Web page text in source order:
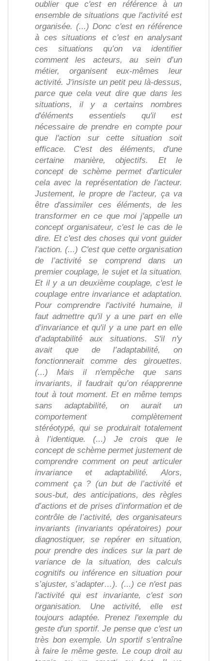
oublier que c'est en référence à un
ensemble de situations que l'activité est
organisée. (...) Donc c'est en référence
à ces situations et c'est en analysant
ces situations qu’on va identifier
comment les acteurs, au sein d’un
métier, organisent eux-mêmes leur
activité. J'insiste un petit peu là-dessus,
parce que cela veut dire que dans les
situations, il y a certains nombres
d'éléments essentiels qu'il est
nécessaire de prendre en compte pour
que l'action sur cette situation soit
efficace. C'est des éléments, d'une
certaine manière, objectifs. Et le
concept de schème permet d'articuler
cela avec la représentation de l'acteur.
Justement, le propre de l'acteur, ça va
être d'assimiler ces éléments, de les
transformer en ce que moi j'appelle un
concept organisateur, c'est le cas de le
dire. Et c'est des choses qui vont guider
l'action. (...) C'est que cette organisation
de l’activité se comprend dans un
premier couplage, le sujet et la situation.
Et il y a un deuxième couplage, c'est le
couplage entre invariance et adaptation.
Pour comprendre l'activité humaine, il
faut admettre qu'il y a une part en elle
d’invariance et qu'il y a une part en elle
d’adaptabilité aux situations. S'il n'y
avait que de l’adaptabilité, on
fonctionnerait comme des girouettes.
(...) Mais il n'empêche que sans
invariants, il faudrait qu’on réapprenne
tout à tout moment. Et en même temps
sans adaptabilité, on aurait un
comportement complètement
stéréotypé, qui se produirait totalement
à l’identique. (...) Je crois que le
concept de schème permet justement de
comprendre comment on peut articuler
invariance et adaptabilité. Alors,
comment ça ? (un but de l’activité et
sous-but, des anticipations, des règles
d’actions et de prises d’information et de
contrôle de l’activité, des organisateurs
invariants (invariants opératoires) pour
diagnostiquer, se repérer en situation,
pour prendre des indices sur la part de
variance de la situation, des calculs
cognitifs ou inférence en situation pour
s’ajuster, s’adapter…). (...) ce n'est pas
l'activité qui est invariante, c'est son
organisation. Une activité, elle est
toujours adaptée. Prenez l'exemple du
geste d'un sportif. Je pense que c'est un
très bon exemple. Un sportif s’entraîne
à faire le même geste. Le coup droit au